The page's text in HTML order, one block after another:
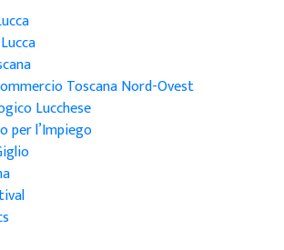
Toscana Nord-Ovest
Lucchese
per l’Impiego